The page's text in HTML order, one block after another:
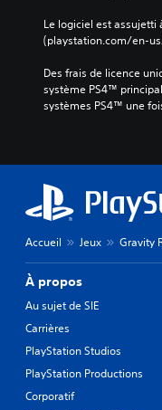
Le logiciel est
(playstation.com/en-
Des frais de licence
système PS4™
systèmes PS4™ une
Accueil Jeux Gravity
À propos
Au sujet de SIE
Carrières
PlayStation Studios
PlayStation Productions
Corporatif